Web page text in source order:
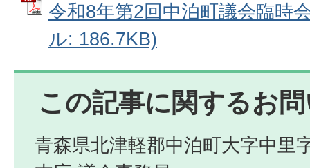
令和8年第2回中泊町議会臨時
ル: 186.7KB)
この記事に関するお
青森県北津軽郡中泊町大字中里